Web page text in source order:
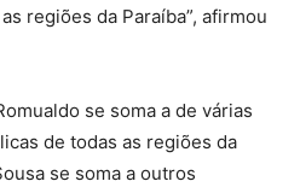
regiões da Paraíba”, afirmou
se soma a de várias
de todas as regiões da
se soma a outros